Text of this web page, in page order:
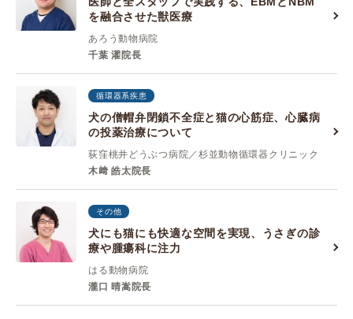
を融合させた獣医療
あろう動物病院
千葉 濯院長
循環器系疾患
犬の僧帽弁閉鎖不全症と猫の心筋症、心臓病
の投薬治療について
荻窪桃井どうぶつ病院／杉並動物循環器クリニック
木﨑 皓太院長
その他
犬にも猫にも快適な空間を実現、うさぎの診
療や腫瘍科に注力
はる動物病院
瀧口 晴嵩院長